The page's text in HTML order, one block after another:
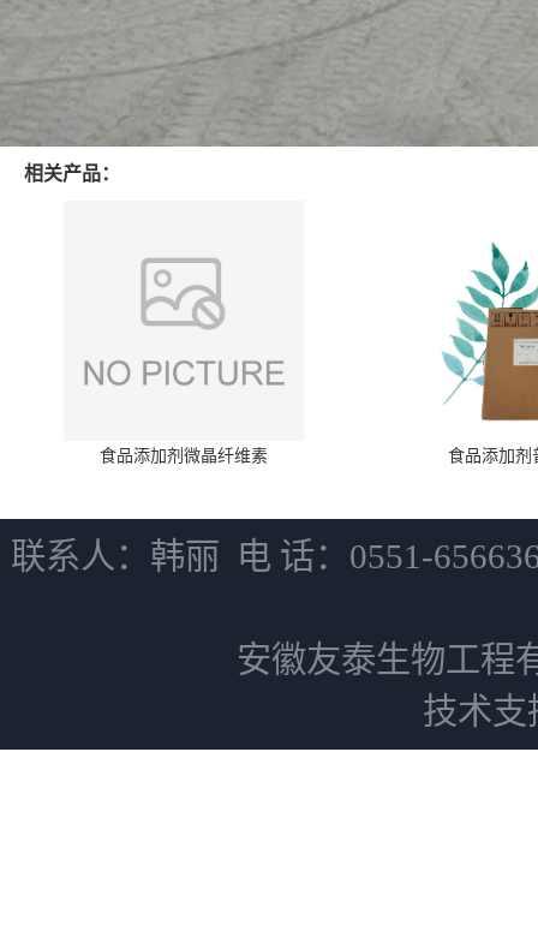
相关产品：
食品添加剂微晶纤维素 食品添加剂
联系人：韩丽 电 话：0551-
安徽友泰生物工程
技术